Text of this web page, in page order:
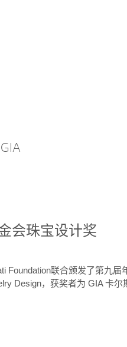
会珠宝设计奖
Foundation联合颁发了第九届
Design，获奖者为 GIA 卡尔